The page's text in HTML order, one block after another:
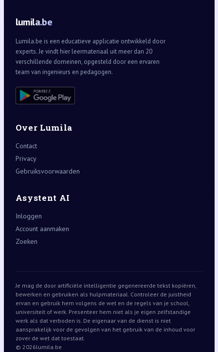
lumila.be
Lumila.be is een educatieve applicatie ontwikkeld door
experts. Je vindt hier leermateriaal uit meer dan 20
verschillende domeinen, opgesteld door een ervaren
team van ingenieurs en pedagogen.
Over Lumila
Contact
Privacy
Gebruiksvoorwaarden
Asystent AI
Inloggen
Account aanmaken
Zoeken
Je mag de door artificiële intelligentie gegenereerde tekst kopiëren,
bewerken en gebruiken als hulpmateriaal. Controleer de juistheid
ervan en gebruik hem volgens de wet en de regels van je school,
universiteit of werk. Presenteer hem niet als je eigen zelfstandige
werk als dat verboden is. De eigenaar van de dienst is niet
aansprakelijk voor de gevolgen van het gebruik van de inhoud voor
zover de wet dat toestaat.
© 2026lumila.be